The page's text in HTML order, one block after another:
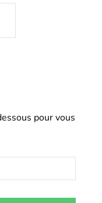
pour vous